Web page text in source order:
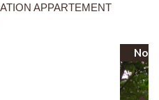
APPARTEMENT